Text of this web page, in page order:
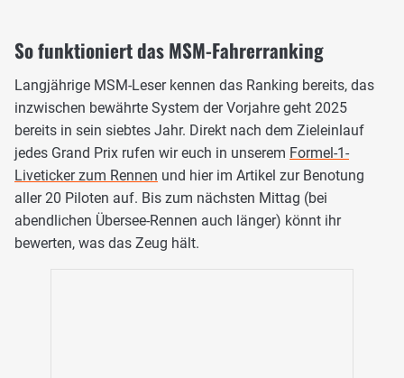
So funktioniert das MSM-Fahrerranking
Langjährige MSM-Leser kennen das Ranking bereits, das
inzwischen bewährte System der Vorjahre geht 2025
bereits in sein siebtes Jahr. Direkt nach dem Zieleinlauf
jedes Grand Prix rufen wir euch in unserem Formel-1-
Liveticker zum Rennen und hier im Artikel zur Benotung
aller 20 Piloten auf. Bis zum nächsten Mittag (bei
abendlichen Übersee-Rennen auch länger) könnt ihr
bewerten, was das Zeug hält.